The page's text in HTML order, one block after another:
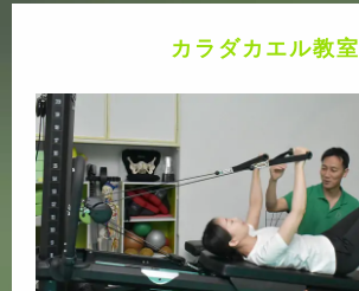
カラダカエル教室